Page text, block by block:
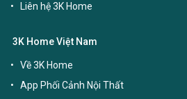
Liên hệ 3K Home
3K Home Việt Nam
Về 3K Home
App Phối Cảnh Nội Thất